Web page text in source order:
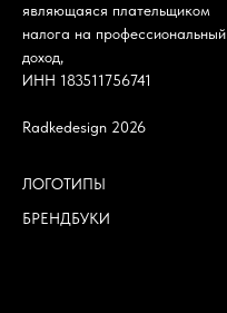
являющаяся плательщиком
налога на профессиональный
доход,
ИНН 183511756741
Radkedesign 2026
ЛОГОТИПЫ
БРЕНДБУКИ